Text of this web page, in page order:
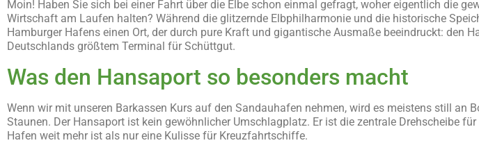
Moin! Haben Sie sich bei einer Fahrt über die Elbe schon einmal gefragt, woher eigentlich die
Wirtschaft am Laufen halten? Während die glitzernde Elbphilharmonie und die historische
Hamburger Hafens einen Ort, der durch pure Kraft und gigantische Ausmaße beeindruckt: den
Deutschlands größtem Terminal für Schüttgut.
Was den Hansaport so besonders macht
Wenn wir mit unseren Barkassen Kurs auf den Sandauhafen nehmen, wird es meistens still an
Staunen. Der Hansaport ist kein gewöhnlicher Umschlagplatz. Er ist die zentrale Drehscheibe
Hafen weit mehr ist als nur eine Kulisse für Kreuzfahrtschiffe.